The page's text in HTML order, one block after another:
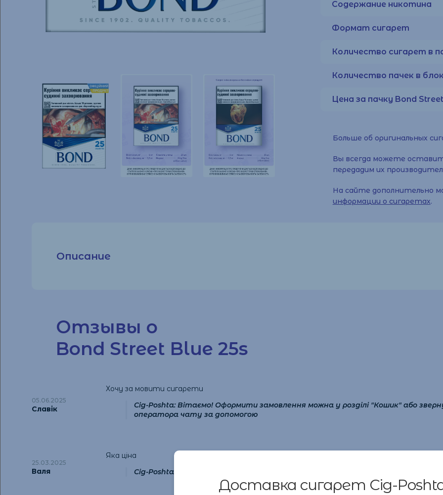
Доставка сигарет Cig-
Содержание никотина
Формат сигарет
Количество сигарет в
Количество пачек в
Цена за пачку Bond
Больше об оригинальных
Вы всегда можете
передадим их
На сайте дополнительно
информации о сигаретах.
Описание
Отзывы о
Bond Street Blue 25s
05.06.2025
Славік
Хочу за мовити сигарети
Cig-Poshta: Вітаємо! Оформити замовлення можна у розділі "Кошик" або
оператора чату за допомогою
25.03.2025
Валя
Яка ціна
Cig-Poshta: Добрий день, ціна Bond Street Blue 25s - 1200 грн за блок